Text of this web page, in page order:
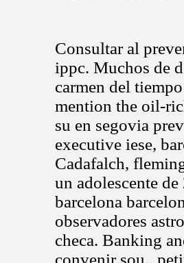
Consultar al
ippc. Muchos de
carmen del
mention the oil-
su en segovia
executive iese,
Cadafalch,
un adolescente
barcelona
observadores
checa. Banking
convenir sou..